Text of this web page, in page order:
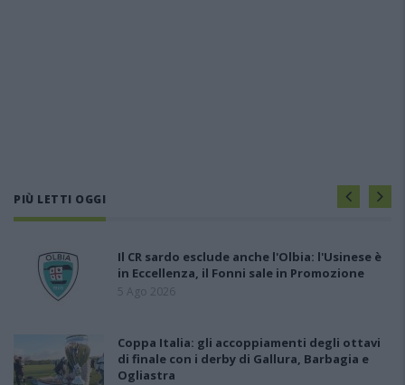
PIÙ LETTI OGGI
Il CR sardo esclude anche l'Olbia: l'Usinese è
in Eccellenza, il Fonni sale in Promozione
5 Ago 2026
Coppa Italia: gli accoppiamenti degli ottavi
di finale con i derby di Gallura, Barbagia e
Ogliastra